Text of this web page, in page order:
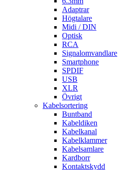
Adaptrar
Högtalare
Midi / DIN
Optisk
RCA
Signalomvandlare
Smartphone
SPDIF
USB
XLR
Övrigt
Kabelsortering
Buntband
Kabeldiken
Kabelkanal
Kabelklammer
Kabelsamlare
Kardborr
Kontaktskydd